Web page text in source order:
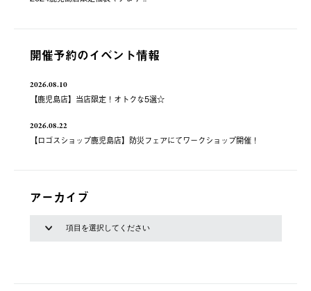
開催予約のイベント情報
2026.08.10
【鹿児島店】当店限定！オトクな5選☆
2026.08.22
【ロゴスショップ鹿児島店】防災フェアにてワークショップ開催！
アーカイブ